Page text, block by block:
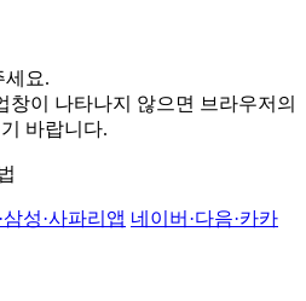
세요.
창이 나타나지 않으면 브라우저의
바랍니다.
삼성·사파리앱 네이버·다음·카카